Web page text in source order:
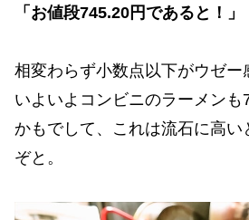
「お値段745.20円であると！」
相変わらず小数点以下がウゼー
いよいよコンビニのラーメンも
かもでして、これは流石に高い
ぞと。